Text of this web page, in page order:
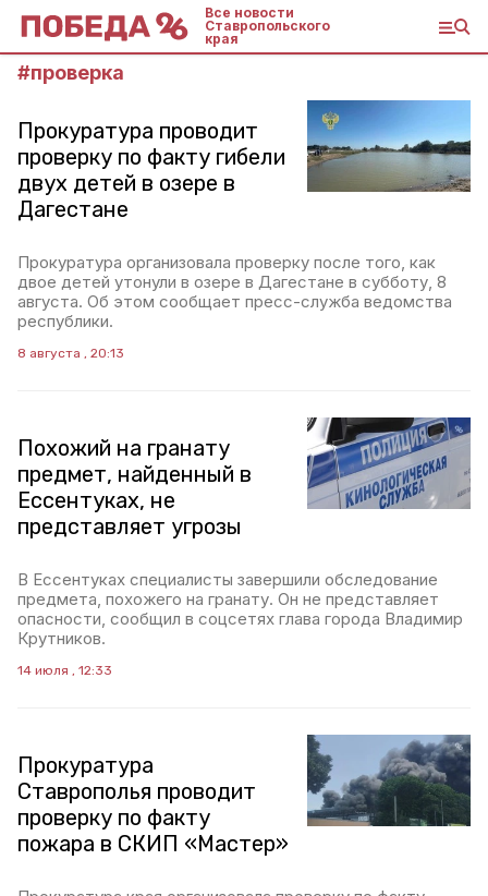
Все новости
Ставропольского
края
#проверка
Прокуратура проводит
проверку по факту гибели
двух детей в озере в
Дагестане
Прокуратура организовала проверку после того, как
двое детей утонули в озере в Дагестане в субботу, 8
августа. Об этом сообщает пресс-служба ведомства
республики.
8 августа , 20:13
Похожий на гранату
предмет, найденный в
Ессентуках, не
представляет угрозы
В Ессентуках специалисты завершили обследование
предмета, похожего на гранату. Он не представляет
опасности, сообщил в соцсетях глава города Владимир
Крутников.
14 июля , 12:33
Прокуратура
Ставрополья проводит
проверку по факту
пожара в СКИП «Мастер»